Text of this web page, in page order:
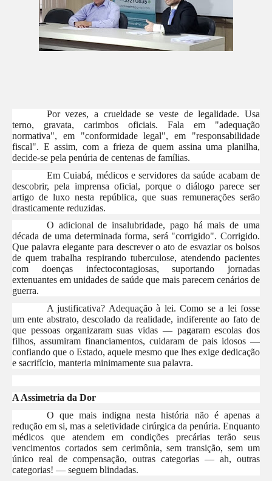
Por vezes, a crueldade se veste de legalidade. Usa
terno, gravata, carimbos oficiais. Fala em "adequação
normativa", em "conformidade legal", em "responsabilidade
fiscal". E assim, com a frieza de quem assina uma planilha,
decide-se pela penúria de centenas de famílias.
Em Cuiabá, médicos e servidores da saúde acabam de
descobrir, pela imprensa oficial, porque o diálogo parece ser
artigo de luxo nesta república, que suas remunerações serão
drasticamente reduzidas.
O adicional de insalubridade, pago há mais de uma
década de uma determinada forma, será "corrigido". Corrigido.
Que palavra elegante para descrever o ato de esvaziar os bolsos
de quem trabalha respirando tuberculose, atendendo pacientes
com doenças infectocontagiosas, suportando jornadas
extenuantes em unidades de saúde que mais parecem cenários de
guerra.
A justificativa? Adequação à lei. Como se a lei fosse
um ente abstrato, descolado da realidade, indiferente ao fato de
que pessoas organizaram suas vidas — pagaram escolas dos
filhos, assumiram financiamentos, cuidaram de pais idosos —
confiando que o Estado, aquele mesmo que lhes exige dedicação
e sacrifício, manteria minimamente sua palavra.
A Assimetria da Dor
O que mais indigna nesta história não é apenas a
redução em si, mas a seletividade cirúrgica da penúria. Enquanto
médicos que atendem em condições precárias terão seus
vencimentos cortados sem cerimônia, sem transição, sem um
único real de compensação, outras categorias — ah, outras
categorias! — seguem blindadas.